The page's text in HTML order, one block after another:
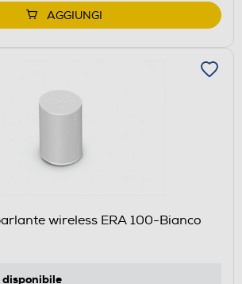
AGGIUNGI
wireless ERA 100-Bianco
disponibile